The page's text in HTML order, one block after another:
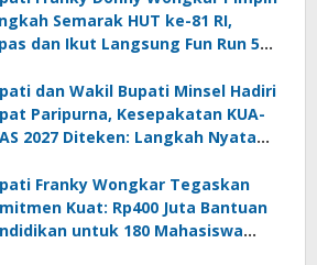
Semarak HUT ke-81 RI,
dan Ikut Langsung Fun Run 5
dan Wakil Bupati Minsel Hadiri
Paripurna, Kesepakatan KUA-
2027 Diteken: Langkah Nyata
Franky Wongkar Tegaskan
Kuat: Rp400 Juta Bantuan
untuk 180 Mahasiswa